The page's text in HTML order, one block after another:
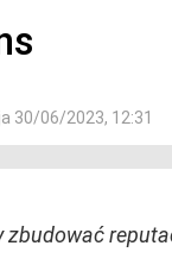
30/06/2023, 12:31
zbudować